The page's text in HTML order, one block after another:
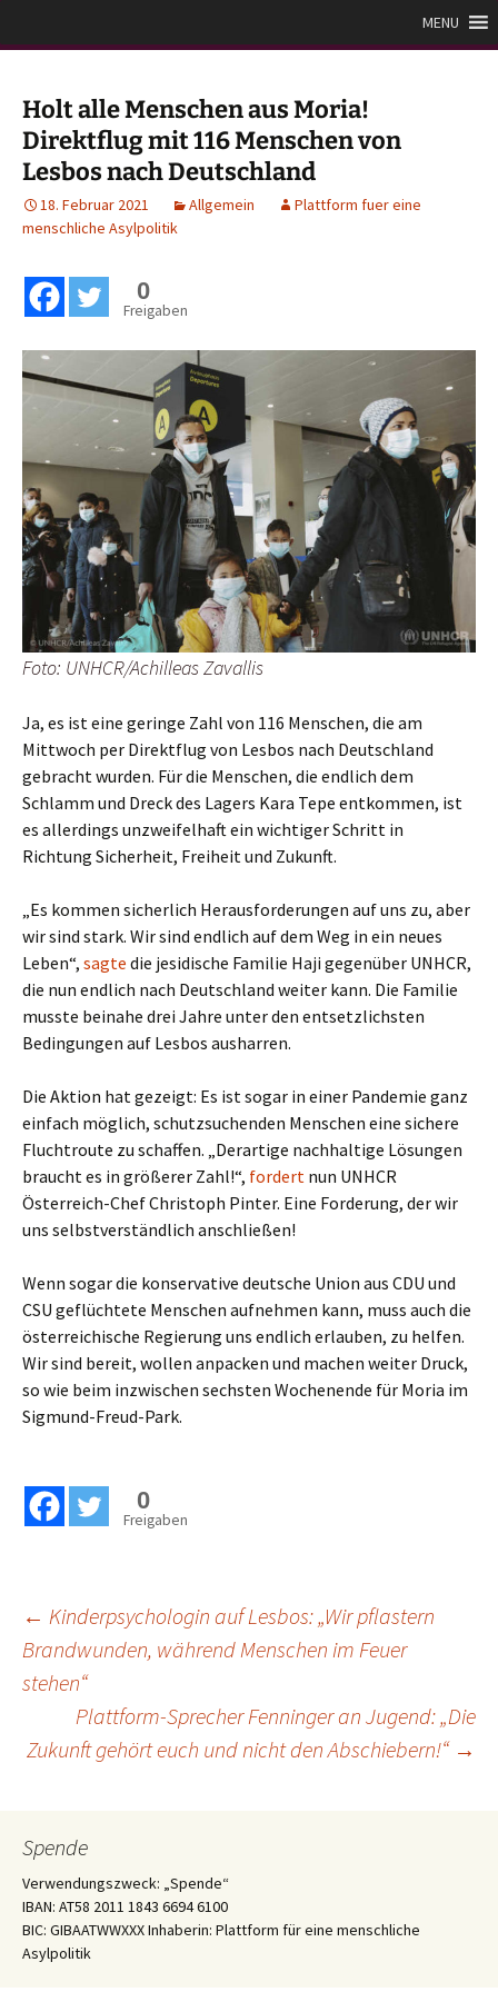
Inhaltmenschliche Asylpolitik
MENU
Holt alle Menschen aus Moria!
Direktflug mit 116 Menschen von
Lesbos nach Deutschland
18. Februar 2021 Allgemein
Plattform fuer eine
menschliche Asylpolitik
0
Freigaben
Foto: UNHCR/Achilleas Zavallis
Ja, es ist eine geringe Zahl von 116 Menschen, die am
Mittwoch per Direktflug von Lesbos nach Deutschland
gebracht wurden. Für die Menschen, die endlich dem
Schlamm und Dreck des Lagers Kara Tepe entkommen, ist
es allerdings unzweifelhaft ein wichtiger Schritt in
Richtung Sicherheit, Freiheit und Zukunft.
„Es kommen sicherlich Herausforderungen auf uns zu, aber
wir sind stark. Wir sind endlich auf dem Weg in ein neues
Leben“, sagte die jesidische Familie Haji gegenüber UNHCR,
die nun endlich nach Deutschland weiter kann. Die Familie
musste beinahe drei Jahre unter den entsetzlichsten
Bedingungen auf Lesbos ausharren.
Die Aktion hat gezeigt: Es ist sogar in einer Pandemie ganz
einfach möglich, schutzsuchenden Menschen eine sichere
Fluchtroute zu schaffen. „Derartige nachhaltige Lösungen
braucht es in größerer Zahl!“, fordert nun UNHCR
Österreich-Chef Christoph Pinter. Eine Forderung, der wir
uns selbstverständlich anschließen!
Wenn sogar die konservative deutsche Union aus CDU und
CSU geflüchtete Menschen aufnehmen kann, muss auch die
österreichische Regierung uns endlich erlauben, zu helfen.
Wir sind bereit, wollen anpacken und machen weiter Druck,
so wie beim inzwischen sechsten Wochenende für Moria im
Sigmund-Freud-Park.
0
Freigaben
Beitragsnavigation
← Kinderpsychologin auf Lesbos: „Wir pflastern
Brandwunden, während Menschen im Feuer
stehen“
Plattform-Sprecher Fenninger an Jugend: „Die
Zukunft gehört euch und nicht den Abschiebern!“ →
Spende
Verwendungszweck: „Spende“
IBAN: AT58 2011 1843 6694 6100
BIC: GIBAATWWXXX Inhaberin: Plattform für eine menschliche
Asylpolitik